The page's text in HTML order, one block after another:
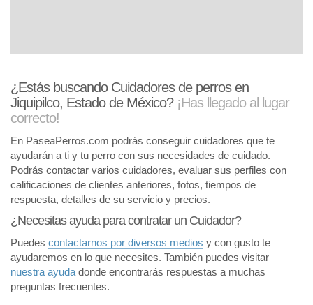
¿Estás buscando Cuidadores de perros en
Jiquipilco, Estado de México? ¡Has llegado al lugar
correcto!
En PaseaPerros.com podrás conseguir cuidadores que te
ayudarán a ti y tu perro con sus necesidades de cuidado.
Podrás contactar varios cuidadores, evaluar sus perfiles con
calificaciones de clientes anteriores, fotos, tiempos de
respuesta, detalles de su servicio y precios.
¿Necesitas ayuda para contratar un Cuidador?
Puedes contactarnos por diversos medios y con gusto te
ayudaremos en lo que necesites. También puedes visitar
nuestra ayuda donde encontrarás respuestas a muchas
preguntas frecuentes.